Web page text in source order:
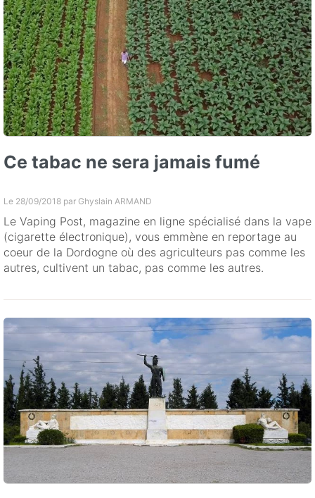
Ce tabac ne sera jamais fumé
Le 28/09/2018 par Ghyslain ARMAND
Le Vaping Post, magazine en ligne spécialisé dans la vape
(cigarette électronique), vous emmène en reportage au
coeur de la Dordogne où des agriculteurs pas comme les
autres, cultivent un tabac, pas comme les autres.